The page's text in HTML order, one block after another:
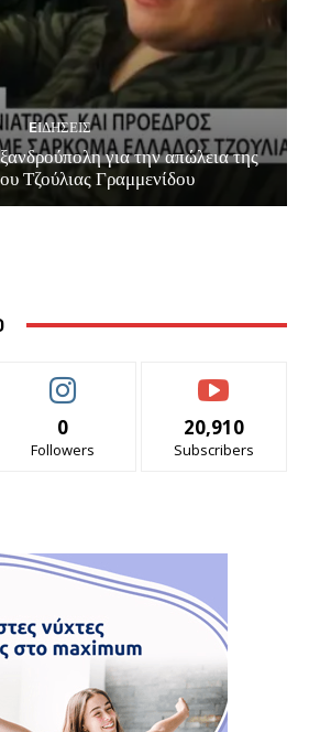
EΙΔΗΣΕΙΣ
για την απώλεια της
Τζούλιας Γραμμενίδου
0
Followers
20,910
Subscribers